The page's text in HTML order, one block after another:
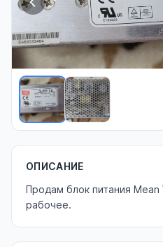
ОПИСАНИЕ
Продам блок питания
рабочее.